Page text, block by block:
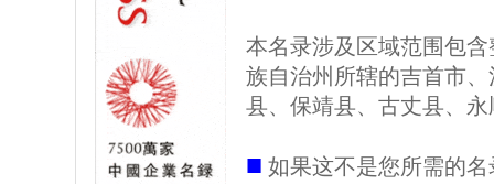
本名录涉及区域范围包
族自治州所辖的吉首市
县、保靖县、古丈县、
■ 如果这不是您所需的